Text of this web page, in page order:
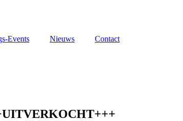
Events Nieuws Contact